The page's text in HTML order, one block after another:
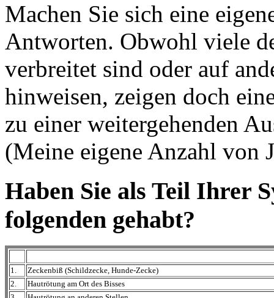
Machen Sie sich eine
Antworten. Obwohl viele
verbreitet sind oder auf
hinweisen, zeigen doch
zu einer weitergehenden
(Meine eigene Anzahl von
Haben Sie als Teil Ihrer
folgenden gehabt?
1.
Zeckenbiß (Schildzecke, Hunde-Zecke)
2.
Hautrötung am Ort des Bisses